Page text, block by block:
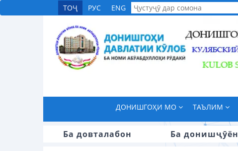
ТОҶ РУС ENG
ДОНИШГОҲИ МО ТАЪЛИМ
Ба довталабон Ба донишҷӯён